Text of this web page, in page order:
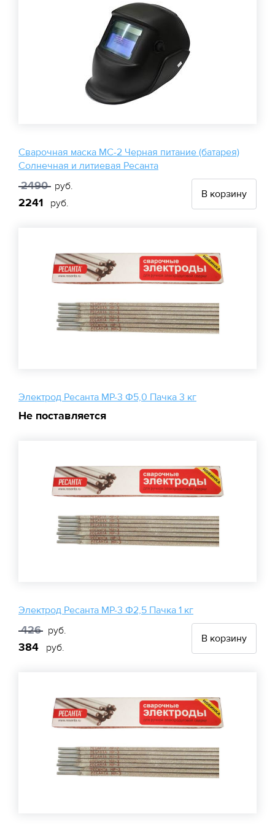
Сварочная маска МС-2 Черная питание (батарея)
Солнечная и литиевая Ресанта
2490 руб.
2241 руб.
В корзину
Электрод Ресанта МР-3 Ф5,0 Пачка 3 кг
Не поставляется
Электрод Ресанта МР-3 Ф2,5 Пачка 1 кг
426 руб.
384 руб.
В корзину